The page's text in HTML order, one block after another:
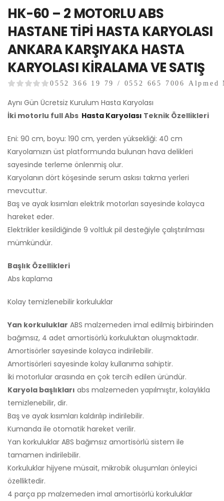
HK-60 – 2 MOTORLU ABS
HASTANE TİPİ HASTA KARYOLASI
ANKARA KARŞIYAKA HASTA
KARYOLASI KİRALAMA VE SATIŞ
0552 366 19 79 / 0552 665 7006
Aynı Gün Ücretsiz Kurulum Hasta Karyolası
İki motorlu full Abs Hasta Karyolası Teknik Özellikleri
Eni: 90 cm, boyu: 190 cm, yerden yüksekliği: 40 cm
Karyolamızın üst platformunda bulunan hava delikleri
sayesinde terleme önlenmiş olur.
Karyolanın dört köşesinde serum askısı takma yerleri
mevcuttur.
Baş ve ayak kısımları elektrik motorları sayesinde kolayca
hareket eder.
Elektrikler kesildiğinde 9 voltluk pil desteğiyle çalıştırılması
mümkündür.
Başlık Özellikleri
Abs kaplama
Kolay temizlenebilir korkuluklar
Yan korkuluklar ABS malzemeden imal edilmiş birbirinden
bağımsız, 4 adet amortisörlü korkuluktan oluşmaktadır.
Amortisörler sayesinde kolayca indirilebilir.
Amortisörleri sayesinde kolay kullanıma sahiptir.
İki motorlular arasında en çok tercih edilen üründür.
Karyola başlıkları abs malzemeden yapılmıştır, kolaylıkla
temizlenebilir, dir.
Baş ve ayak kısımları kaldırılıp indirilebilir.
Kumanda ile otomatik hareket verilir.
Yan korkuluklar ABS bağımsız amortisörlü sistem ile
tamamen indirilebilir.
Korkuluklar hijyene müsait, mikrobik oluşumları önleyici
özelliktedir.
4 parça pp malzemeden imal amortisörlü korkuluklar